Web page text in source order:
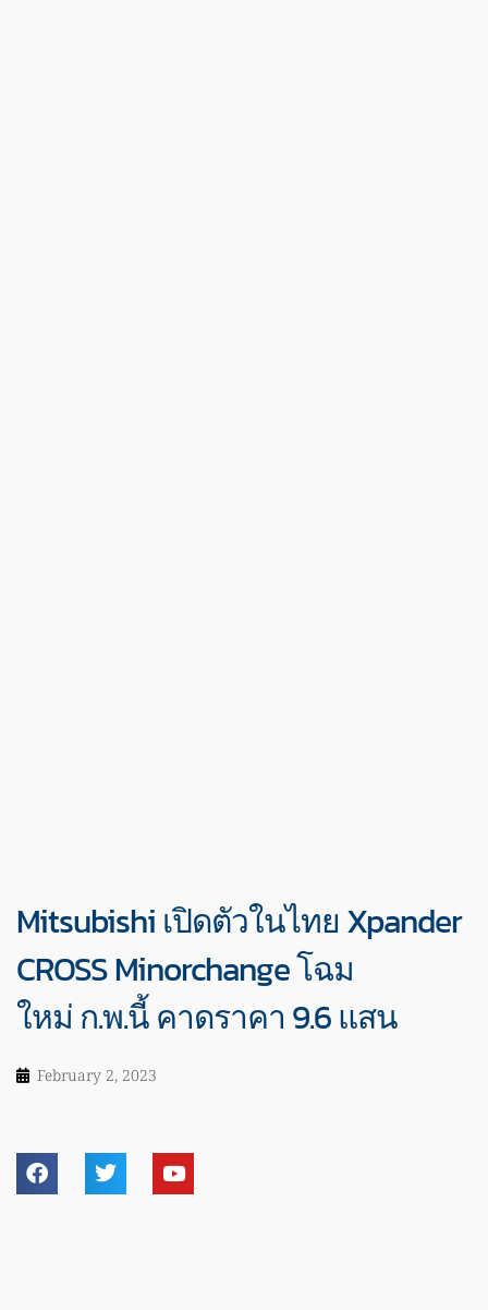
Mitsubishi เปิดตัวในไทย Xpander
CROSS Minorchange โฉม
ใหม่ ก.พ.นี้ คาดราคา 9.6 แสน
February 2, 2023